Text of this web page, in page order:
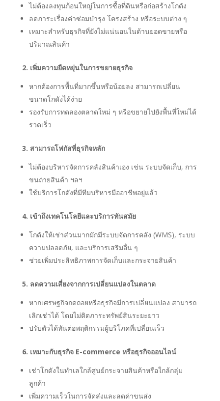
ไม่ต้องลงทุนก้อนใหญ่ในการซื้อที่ดินหรือก่อสร้างโกดัง
ลดภาระเรื่องค่าซ่อมบำรุง โครงสร้าง หรือระบบต่าง ๆ
เหมาะสำหรับธุรกิจที่ยังไม่แน่นอนในด้านยอดขายหรือ
ปริมาณสินค้า
2. เพิ่มความยืดหยุ่นในการขยายธุรกิจ
หากต้องการพื้นที่มากขึ้นหรือน้อยลง สามารถเปลี่ยน
ขนาดโกดังได้ง่าย
รองรับการทดลองตลาดใหม่ ๆ หรือขยายไปยังพื้นที่ใหม่ได้
รวดเร็ว
3. สามารถโฟกัสที่ธุรกิจหลัก
ไม่ต้องบริหารจัดการคลังสินค้าเอง เช่น ระบบจัดเก็บ, การ
ขนถ่ายสินค้า ฯลฯ
ใช้บริการโกดังที่มีทีมบริหารมืออาชีพอยู่แล้ว
4. เข้าถึงเทคโนโลยีและบริการทันสมัย
โกดังให้เช่าส่วนมากมักมีระบบจัดการคลัง (WMS), ระบบ
ความปลอดภัย, และบริการเสริมอื่น ๆ
ช่วยเพิ่มประสิทธิภาพการจัดเก็บและกระจายสินค้า
5. ลดความเสี่ยงจากการเปลี่ยนแปลงในตลาด
หากเศรษฐกิจถดถอยหรือธุรกิจมีการเปลี่ยนแปลง สามารถ
เลิกเช่าได้ โดยไม่ติดภาระทรัพย์สินระยะยาว
ปรับตัวได้ทันต่อพฤติกรรมผู้บริโภคที่เปลี่ยนเร็ว
6. เหมาะกับธุรกิจ E-commerce หรือธุรกิจออนไลน์
เช่าโกดังในทำเลใกล้ศูนย์กระจายสินค้าหรือใกล้กลุ่ม
ลูกค้า
เพิ่มความเร็วในการจัดส่งและลดค่าขนส่ง